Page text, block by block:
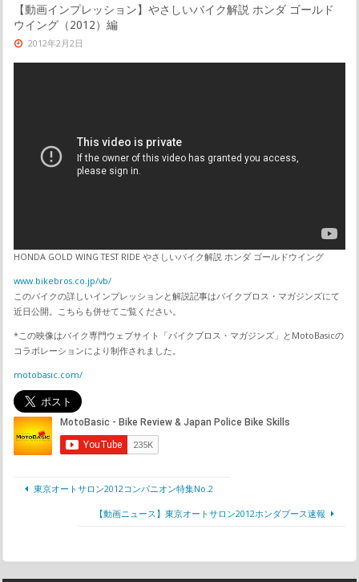
【動画インプレッション】やさしいバイク解説 ホンダ ゴールド
ウイング（2012）編
2012年2月2日
HONDA GOLD WING TEST RIDE やさしいバイク解説 ホンダ ゴールドウイング
www.bikebros.co.jp/vb/
このバイクの詳しいインプレッションと解説記事はバイクブロス・マガジンズにて
近日公開。こちらも併せてご覧ください。
*この映像はバイク専門ウェブサイト「バイクブロス・マガジンズ」とMotoBasicの
コラボレーションにより制作されました。
motobasic.com/
東京オートサロン2012コンパニオン特集No.2
【動画ニュース】東京オートサロン2012ホンダブース速報